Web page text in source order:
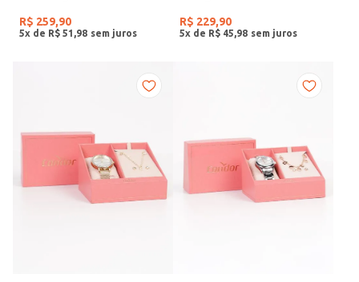
R$ 259,90
5x de R$ 51 98
R$ 229,90
5x de R$ 45 98